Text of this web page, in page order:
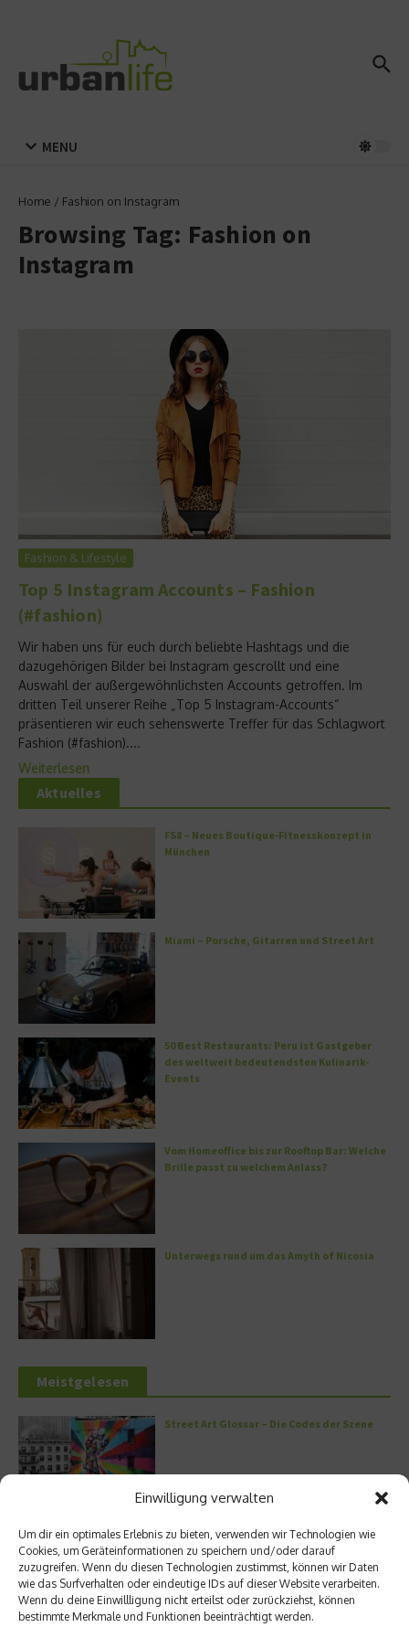
Einwilligung verwalten
Um dir ein optimales Erlebnis zu bieten, verwenden wir Technologien wie
Cookies, um Geräteinformationen zu speichern und/oder darauf
zuzugreifen. Wenn du diesen Technologien zustimmst, können wir Daten
wie das Surfverhalten oder eindeutige IDs auf dieser Website verarbeiten.
Wenn du deine Einwillligung nicht erteilst oder zurückziehst, können
bestimmte Merkmale und Funktionen beeinträchtigt werden.
MENU
Home / Fashion on Instagram
Browsing Tag: Fashion on
Instagram
Fashion & Lifestyle
Top 5 Instagram Accounts – Fashion
(#fashion)
Wir haben uns für euch durch beliebte Hashtags und die
dazugehörigen Bilder bei Instagram gescrollt und eine
Auswahl der außergewöhnlichsten Accounts getroffen. Im
dritten Teil unserer Reihe „Top 5 Instagram-Accounts“
präsentieren wir euch sehenswerte Treffer für das Schlagwort
Fashion (#fashion)....
Weiterlesen
Aktuelles
FS8 – Neues Boutique-Fitnesskonzept in
München
Miami – Porsche, Gitarren und Street Art
50 Best Restaurants: Peru ist Gastgeber
des weltweit bedeutendsten Kulinarik-
Events
Vom Homeoffice bis zur Rooftop Bar: Welche
Brille passt zu welchem Anlass?
Unterwegs rund um das Amyth of Nicosia
Meistgelesen
Street Art Glossar – Die Codes der Szene
Architektur: Verrückte Häuser